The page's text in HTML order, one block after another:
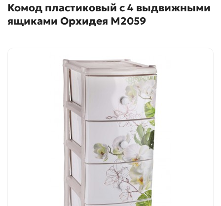
Комод пластиковый с 4 выдвижными
ящиками Орхидея М2059